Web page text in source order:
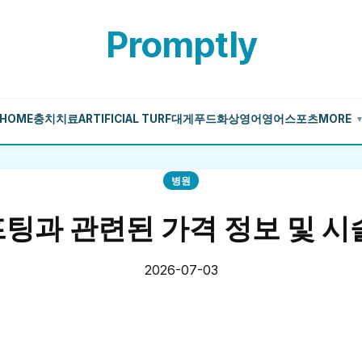
Promptly
충치치료ARTIFICIAL TURF대게 푸드화상영어 영어 스포츠MORE ▼
병원
과 관련된 가격 정보 및 시
2026-07-03